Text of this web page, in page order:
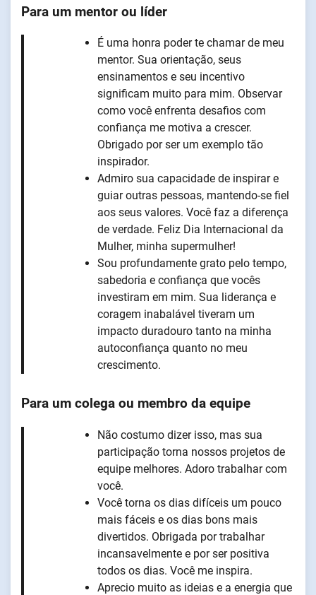
Para um mentor ou líder
É uma honra poder te chamar de meu
mentor. Sua orientação, seus
ensinamentos e seu incentivo
significam muito para mim. Observar
como você enfrenta desafios com
confiança me motiva a crescer.
Obrigado por ser um exemplo tão
inspirador.
Admiro sua capacidade de inspirar e
guiar outras pessoas, mantendo-se fiel
aos seus valores. Você faz a diferença
de verdade. Feliz Dia Internacional da
Mulher, minha supermulher!
Sou profundamente grato pelo tempo,
sabedoria e confiança que vocês
investiram em mim. Sua liderança e
coragem inabalável tiveram um
impacto duradouro tanto na minha
autoconfiança quanto no meu
crescimento.
Para um colega ou membro da equipe
Não costumo dizer isso, mas sua
participação torna nossos projetos de
equipe melhores. Adoro trabalhar com
você.
Você torna os dias difíceis um pouco
mais fáceis e os dias bons mais
divertidos. Obrigada por trabalhar
incansavelmente e por ser positiva
todos os dias. Você me inspira.
Aprecio muito as ideias e a energia que